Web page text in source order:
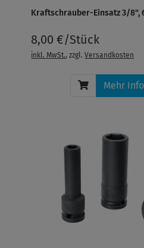
Kraftschrauber-Einsatz 3/8",
8,00 €/Stück
inkl. MwSt., zzgl.Versandkosten
Mehr